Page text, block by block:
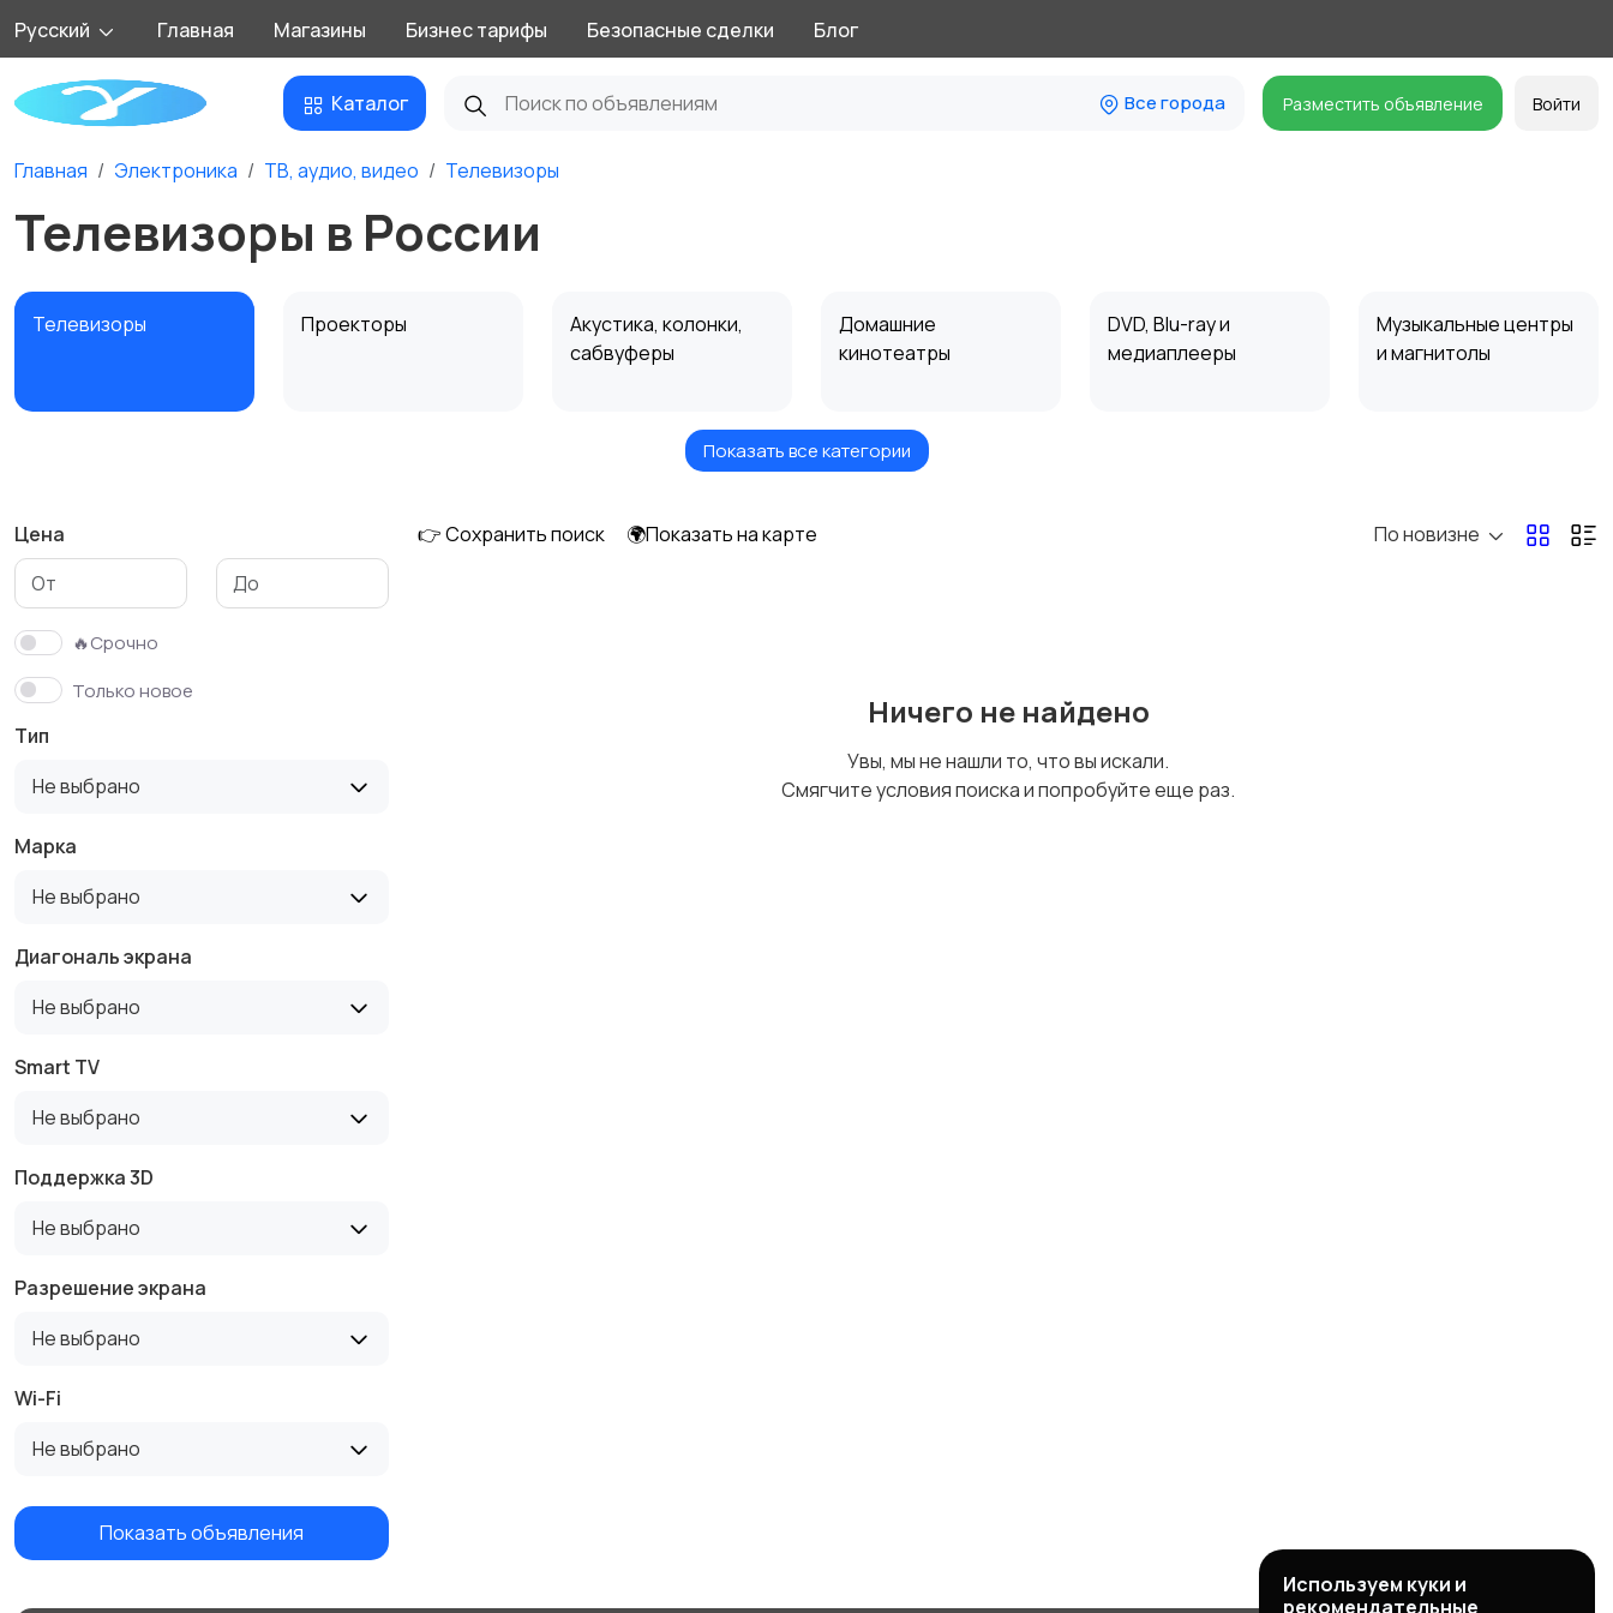
Русский Главная Магазины Бизнес тарифы Безопасные сделки Блог
Каталог Все города Разместить объявление Войти
Главная Электроника ТВ, аудио, видео Телевизоры
Телевизоры в России
Телевизоры Проекторы
Акустика, колонки,
сабвуферы
Домашние
кинотеатры
DVD, Blu-ray и
медиаплееры
Музыкальные центры
и магнитолы
Спутниковое и
Аудиоусилители и
Показать все категории
Цена
🔥Срочно
Только новое
Тип
Не выбрано
Марка
Не выбрано
Диагональ экрана
Не выбрано
Smart TV
Не выбрано
Поддержка 3D
Не выбрано
Разрешение экрана
Не выбрано
Wi-Fi
Не выбрано
Показать объявления
👉 Сохранить поиск 🌍Показать на карте По новизне
Ничего не найдено
Увы, мы не нашли то, что вы искали.
Смягчите условия поиска и попробуйте еще раз.
Используем куки и
рекомендательные